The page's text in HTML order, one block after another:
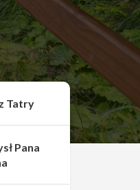
Udostępnij
Tatry
Pana